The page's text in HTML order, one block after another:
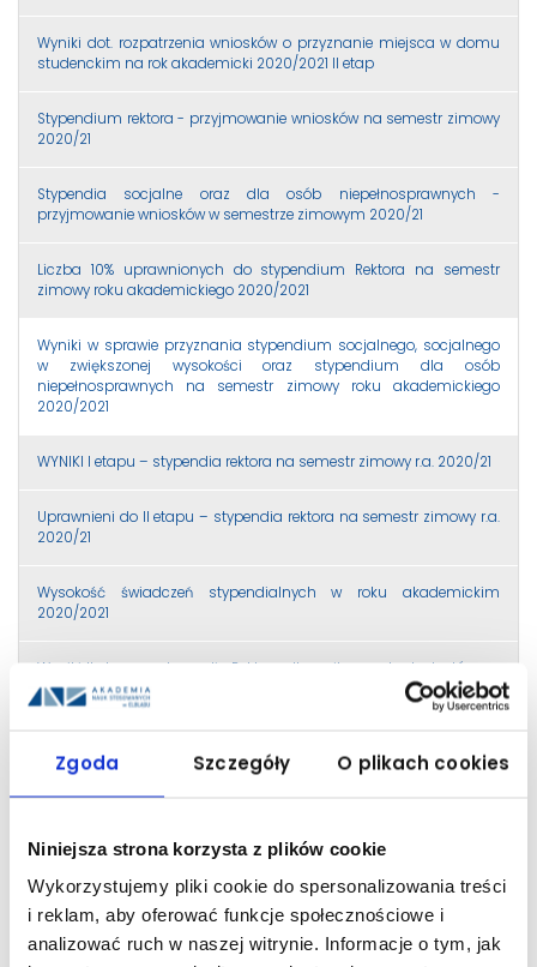
Zgoda Szczegóły O plikach cookies
Niniejsza strona korzysta z plików cookie
Wykorzystujemy pliki cookie do spersonalizowania treści
i reklam, aby oferować funkcje społecznościowe i
analizować ruch w naszej witrynie. Informacje o tym, jak
Wyniki dot. rozpatrzenia wniosków o przyznanie miejsca w domu
studenckim na rok akademicki 2020/2021 II etap
Stypendium rektora - przyjmowanie wniosków na semestr zimowy
2020/21
Stypendia socjalne oraz dla osób niepełnosprawnych -
przyjmowanie wniosków w semestrze zimowym 2020/21
Liczba 10% uprawnionych do stypendium Rektora na semestr
zimowy roku akademickiego 2020/2021
Wyniki w sprawie przyznania stypendium socjalnego, socjalnego
w zwiększonej wysokości oraz stypendium dla osób
niepełnosprawnych na semestr zimowy roku akademickiego
2020/2021
WYNIKI I etapu – stypendia rektora na semestr zimowy r.a. 2020/21
Uprawnieni do II etapu – stypendia rektora na semestr zimowy r.a.
2020/21
Wysokość świadczeń stypendialnych w roku akademickim
2020/2021
Wyniki II etapu – stypendia Rektora dla najlepszych studentów na
semestr zimowy r.a. 2020/21
zimowy roku akademickiego 2020/2021
stypendium rektora!
Liczba 10% uprawnionych do stypendium Rektora na semestr letni
roku akademickiego 2020/2021